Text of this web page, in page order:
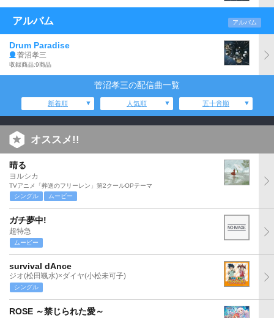
アルバム アルバム
Drum Paradise
菅沼孝三
収録商品:9商品
菅沼孝三の配信曲一覧
新着順 人気順 五十音順
オススメ!!
晴る
ヨルシカ
TVアニメ「葬送のフリーレン」第2クールOPテーマ
シングル
ムービー
ガチ夢中!
超特急
ムービー
survival dAnce
ジオ(松田颯水)×ダイヤ(小松未可子)
シングル
ROSE ～禁じられた愛～